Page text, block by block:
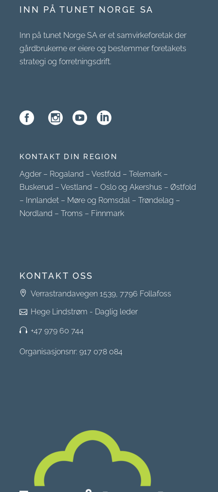
INN PÅ TUNET NORGE SA
Inn på tunet Norge SA er et samvirkeforetak der
gårdbrukerne er eiere og bestemmer foretakets
strategi og forretningsdrift.
KONTAKT DIN REGION
Agder– Rogaland –Vestfold –Telemark –
Buskerud –Vestland –Oslo og Akershus –Østfold
– Innlandet – Møre og Romsdal –Trøndelag –
Nordland –Troms – Finnmark
KONTAKT OSS
Verrastrandavegen 1539, 7796 Follafoss
Hege Lindstrøm - Daglig leder
+47 979 60 744
Organisasjonsnr: 917 078 084